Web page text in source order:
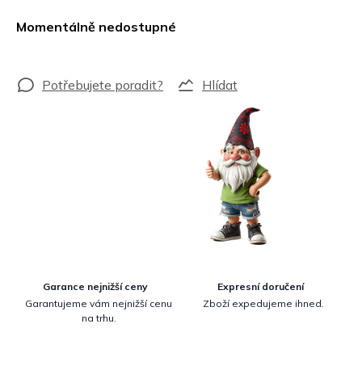
Momentálně nedostupné
Hlídat
Garance nejnižší ceny
Garantujeme vám nejnižší cenu
na trhu.
Expresní doručení
Zboží expedujeme ihned.